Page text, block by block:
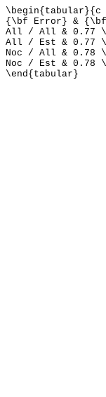
{\bf Error} &
All / All & 0.77
All / Est & 0.77
Noc / All & 0.78
Noc / Est & 0.78
\end{tabular}